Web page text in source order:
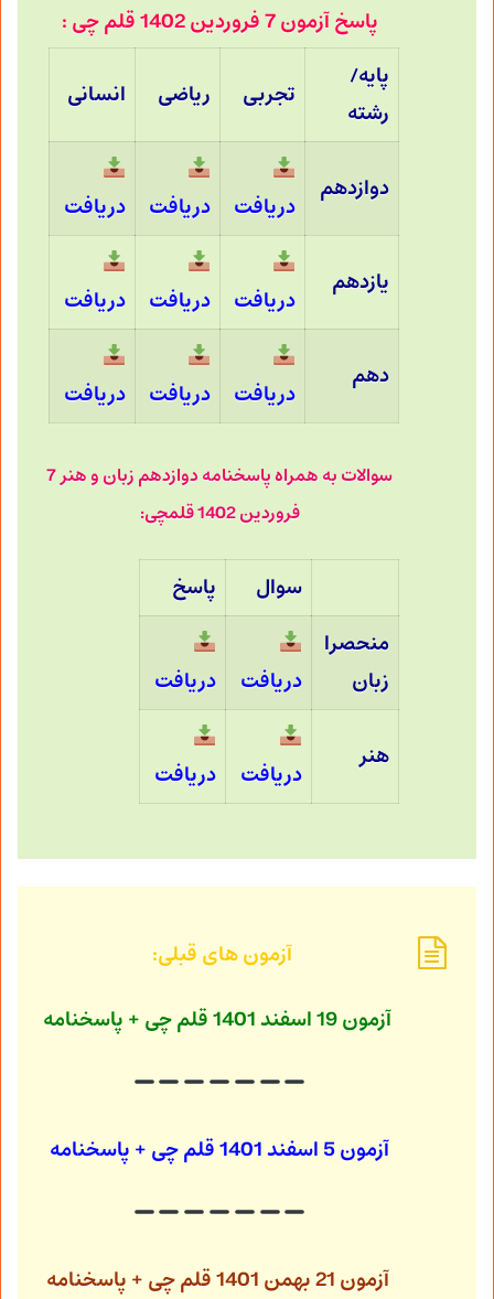
پاسخ آزمون 7 فروردین 1402 قلم چی :
پایه/
رشته
تجربی ریاضی انسانی
دوازدهم
دریافت دریافت دریافت
یازدهم
دریافت دریافت دریافت
دهم
دریافت دریافت دریافت
سوالات به همراه پاسخنامه دوازدهم زبان و هنر 7
فروردین 1402 قلمچی:
سوال
پاسخ
منحصرا
زبان
دریافت دریافت
هنر
دریافت دریافت
آزمون های قبلی:
آزمون 19 اسفند 1401 قلم چی + پاسخنامه
آزمون 5 اسفند 1401 قلم چی + پاسخنامه
آزمون 21 بهمن 1401 قلم چی + پاسخنامه